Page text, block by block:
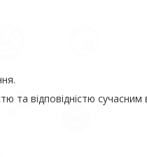
та відповідністю